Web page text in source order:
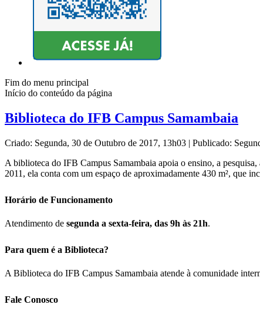
Fim do menu principal
Início do conteúdo da página
Biblioteca do IFB Campus Samambaia
Criado: Segunda, 30 de Outubro de 2017, 13h03 | Publicado:
A biblioteca do IFB Campus Samambaia apoia o ensino, a
2011, ela conta com um espaço de aproximadamente 430 m², que
Horário de Funcionamento
Atendimento de segunda a sexta-feira, das 9h às 21h.
Para quem é a Biblioteca?
A Biblioteca do IFB Campus Samambaia atende à comunidade
Fale Conosco